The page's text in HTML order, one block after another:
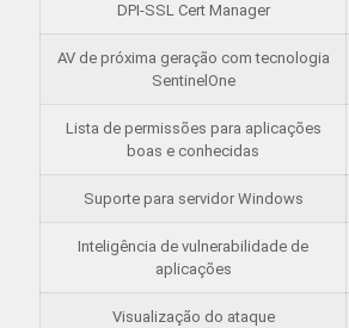
DPI-SSL Cert Manager
AV de próxima geração com tecnologia
SentinelOne
Lista de permissões para aplicações
boas e conhecidas
Suporte para servidor Windows
Inteligência de vulnerabilidade de
aplicações
Visualização do ataque